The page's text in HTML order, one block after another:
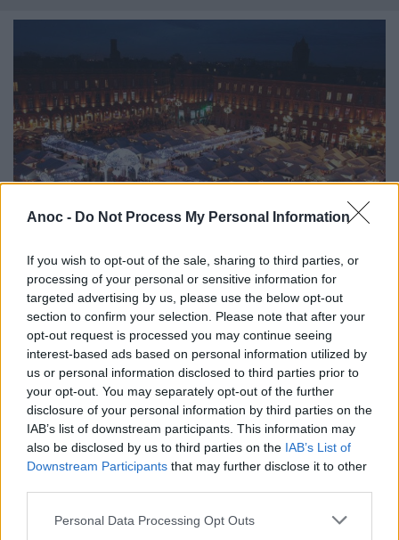
Anoc - Do Not Process My Personal Information
If you wish to opt-out of the sale, sharing to third parties, or
processing of your personal or sensitive information for
targeted advertising by us, please use the below opt-out
section to confirm your selection. Please note that after your
opt-out request is processed you may continue seeing
interest-based ads based on personal information utilized by
us or personal information disclosed to third parties prior to
your opt-out. You may separately opt-out of the further
disclosure of your personal information by third parties on the
IAB’s list of downstream participants. This information may
also be disclosed by us to third parties on the IAB’s List of
Downstream Participants that may further disclose it to other
Personal Data Processing Opt Outs
Marché de Noël Toulouse 2019
Comme chaque année depuis une vingtaine d'année, le
Marché de Noël vient illuminer la Place du Capitole de
Toulouse et donner un avant-goût des Fêtes de fin
d'année dès le 22 novembre !